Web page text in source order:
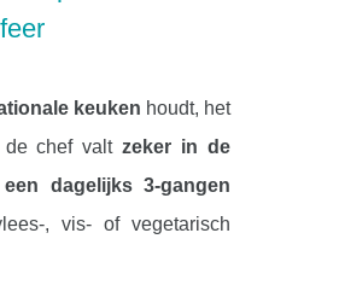
keuken houdt, het
de chef valtzeker in de
een dagelijks 3-gangen
, vis- of vegetarisch